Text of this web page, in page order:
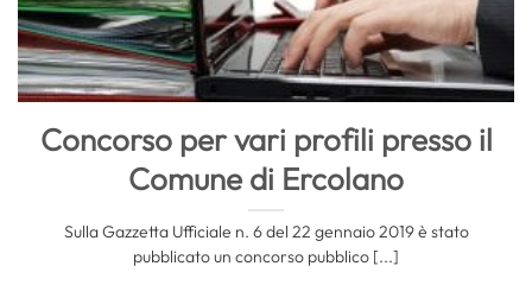
Concorso per vari profili presso il
Comune di Ercolano
Sulla Gazzetta Ufficiale n. 6 del 22 gennaio 2019 è stato
pubblicato un concorso pubblico [...]